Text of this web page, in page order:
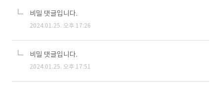
비밀 댓글입니다.
2024.01.25. 오후 17:26
비밀 댓글입니다.
2024.01.25. 오후 17:51